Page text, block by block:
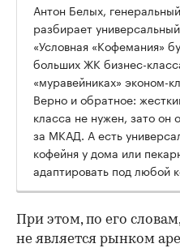
Антон Белых,
разбирает
«Условная «Кофемания»
больших ЖК бизнес-
«муравейниках» эконом-
Верно и обратное:
класса не нужен, зато он
за МКАД. А есть
кофейня у дома или
адаптировать под любой
При этом, по его
не является рынком